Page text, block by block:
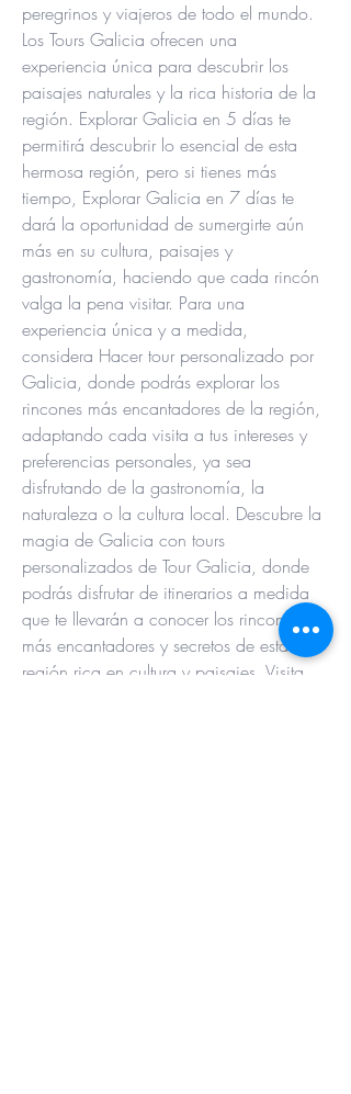
peregrinos y viajeros de todo el mundo.
Los Tours Galicia ofrecen una
experiencia única para descubrir los
paisajes naturales y la rica historia de la
región. Explorar Galicia en 5 días te
permitirá descubrir lo esencial de esta
hermosa región, pero si tienes más
tiempo, Explorar Galicia en 7 días te
dará la oportunidad de sumergirte aún
más en su cultura, paisajes y
gastronomía, haciendo que cada rincón
valga la pena visitar. Para una
experiencia única y a medida,
considera Hacer tour personalizado por
Galicia, donde podrás explorar los
rincones más encantadores de la región,
adaptando cada visita a tus intereses y
preferencias personales, ya sea
disfrutando de la gastronomía, la
naturaleza o la cultura local. Descubre la
magia de Galicia con tours
personalizados de Tour Galicia, donde
podrás disfrutar de itinerarios a medida
que te llevarán a conocer los rincones
más encantadores y secretos de esta
región rica en cultura y paisajes. Visita